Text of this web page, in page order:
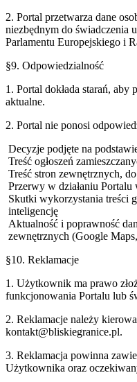
2. Portal przetwarza dane
niezbędnym do świadczenia
Parlamentu Europejskiego i
§9. Odpowiedzialność
1. Portal dokłada starań,
aktualne.
2. Portal nie ponosi
Decyzje podjęte na
Treść ogłoszeń
Treść stron zewnętrznych,
Przerwy w działaniu
Skutki wykorzystania treści
inteligencję
Aktualność i poprawność
zewnętrznych (Google
§10. Reklamacje
1. Użytkownik ma prawo
funkcjonowania Portalu lub
2. Reklamacje należy
kontakt@bliskiegranice.pl.
3. Reklamacja powinna
Użytkownika oraz